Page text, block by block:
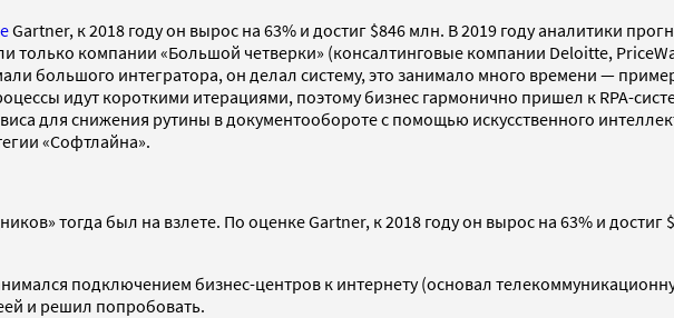
Gartner, к 2018 году он вырос на 63% и достиг $846 млн. В 2019 году аналитики
только компании «Большой четверки» (консалтинговые компании Deloitte,
большого интегратора, он делал систему, это занимало много времени —
идут короткими итерациями, поэтому бизнес гармонично пришел к RPA-
для снижения рутины в документообороте с помощью искусственного
«Софтлайна».
тогда был на взлете. По оценке Gartner, к 2018 году он вырос на 63% и достиг
подключением бизнес-центров к интернету (основал
и решил попробовать.